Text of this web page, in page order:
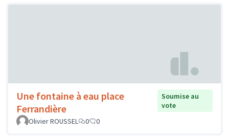
Une fontaine à eau place
Ferrandière
Soumise au
vote
Olivier ROUSSEL
0 0